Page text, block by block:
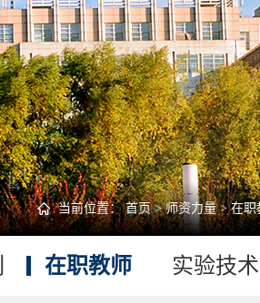
当前位置：首页>师资力量>在职
在职教师 实验技